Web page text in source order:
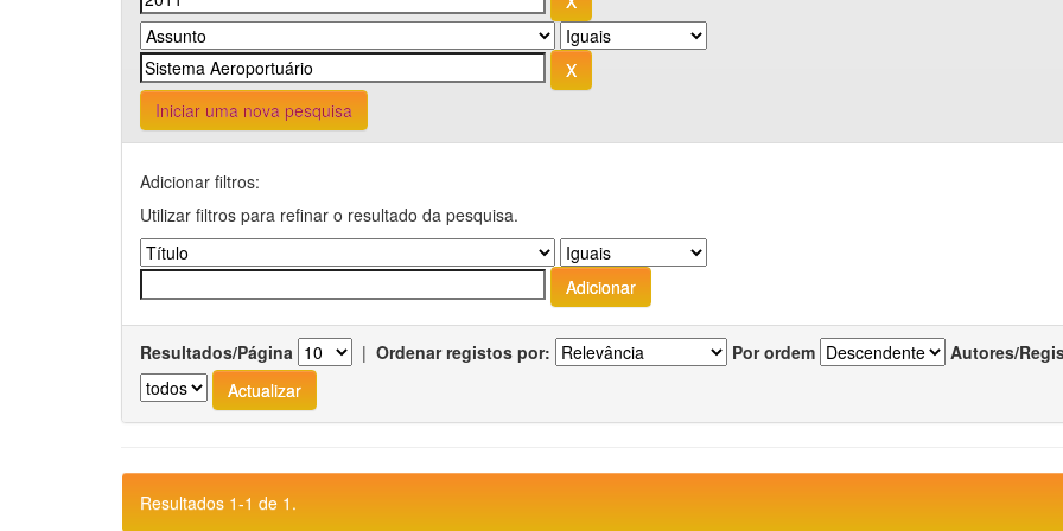
Iniciar uma nova pesquisa
Adicionar filtros:
Utilizar filtros para refinar o resultado da pesquisa.
Resultados/Página | Ordenar registos por: Por ordem Autores/
Resultados 1-1 de 1.